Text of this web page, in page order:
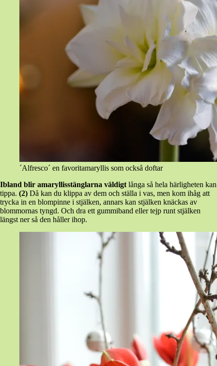
´Alfresco´ en favoritamaryllis som också doftar
Ibland blir amaryllisstänglarna väldigt långa så hela härligheten kan
tippa. (2) Då kan du klippa av dem och ställa i vas, men kom ihåg att
trycka in en blompinne i stjälken, annars kan stjälken knäckas av
blommornas tyngd. Och dra ett gummiband eller tejp runt stjälken
längst ner så den håller ihop.